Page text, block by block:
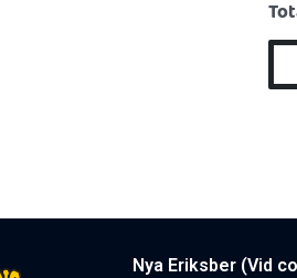
Nya Eriksber (Vid